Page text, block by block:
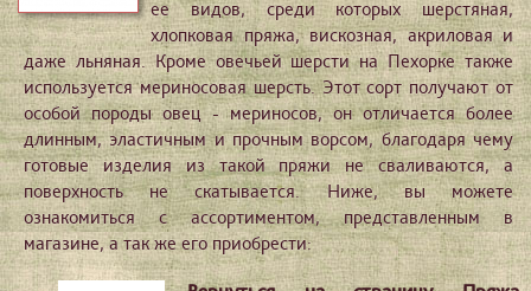
ее видов, среди которых шерстяная,
хлопковая пряжа, вискозная, акриловая и
даже льняная. Кроме овечьей шерсти на Пехорке также
используется мериносовая шерсть. Этот сорт получают от
особой породы овец - мериносов, он отличается более
длинным, эластичным и прочным ворсом, благодаря чему
готовые изделия из такой пряжи не сваливаются, а
поверхность не скатывается. Ниже, вы можете
ознакомиться с ассортиментом, представленным в
магазине, а так же его приобрести: